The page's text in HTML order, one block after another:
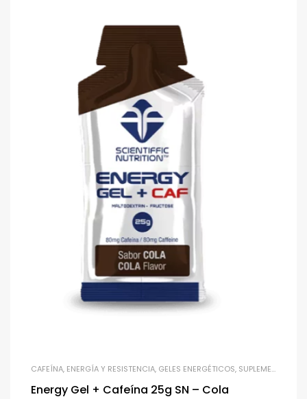
CAFEÍNA, ENERGÍA Y RESISTENCIA, GELES ENERGÉTICOS, SUPLEMENTACIÓN
Energy Gel + Cafeína 25g SN – Cola